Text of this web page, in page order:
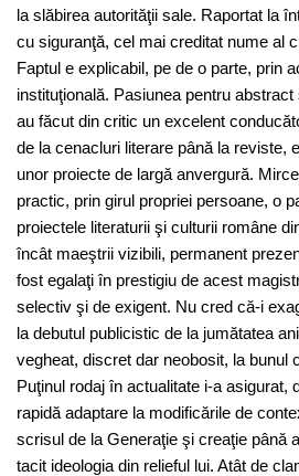
la slăbirea autorităţii sale. Raportat la
cu siguranţă, cel mai creditat nume al
Faptul e explicabil, pe de o parte, prin
instituţională. Pasiunea pentru
au făcut din critic un excelent
de la cenacluri literare până la reviste,
unor proiecte de largă anvergură.
practic, prin girul propriei persoane, o
proiectele literaturii şi culturii române
încât maeştrii vizibili, permanent
fost egalaţi în prestigiu de acest
selectiv şi de exigent. Nu cred că-i
la debutul publicistic de la jumătatea
vegheat, discret dar neobosit, la bunul
Puţinul rodaj în actualitate i-a asigurat,
rapidă adaptare la modificările de
scrisul de la Generaţie şi creaţie până
tacit ideologia din relieful lui. Atât de